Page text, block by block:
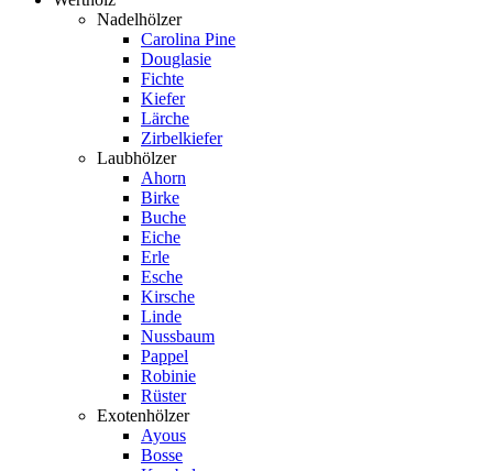
Nadelhölzer
Carolina Pine
Douglasie
Fichte
Kiefer
Lärche
Zirbelkiefer
Laubhölzer
Ahorn
Birke
Buche
Eiche
Erle
Esche
Kirsche
Linde
Nussbaum
Pappel
Robinie
Rüster
Exotenhölzer
Ayous
Bosse